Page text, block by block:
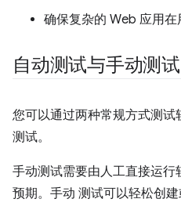
确保复杂的 Web 应用在
自动测试与手动测试
您可以通过两种常规方式测
测试。
手动测试需要由人工直接运
预期。手动 测试可以轻松创